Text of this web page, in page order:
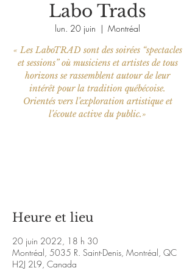
Labo Trads
lun. 20 juin
  |
Montréal
« Les LaboTRAD sont des soirées “spectacles
et sessions” où musiciens et artistes de tous
horizons se rassemblent autour de leur
intérêt pour la tradition québécoise.
Orientés vers l’exploration artistique et
l’écoute active du public.»
Heure et lieu
20 juin 2022, 18 h 30
Montréal, 5035 R. Saint-Denis, Montréal, QC
H2J 2L9, Canada